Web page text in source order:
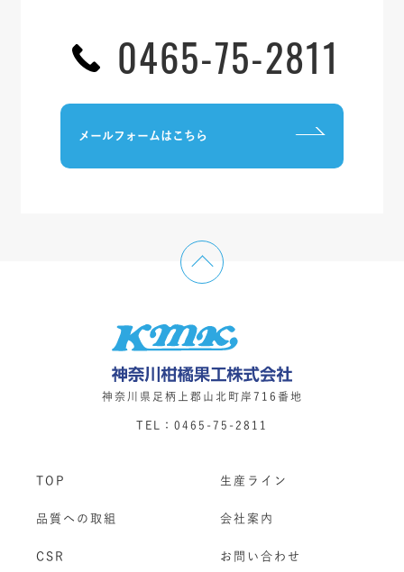
0465-75-2811
メールフォームはこちら
神奈川県足柄上郡山北町岸716番地
TEL：0465-75-2811
TOP 生産ライン
品質への取組 会社案内
CSR お問い合わせ